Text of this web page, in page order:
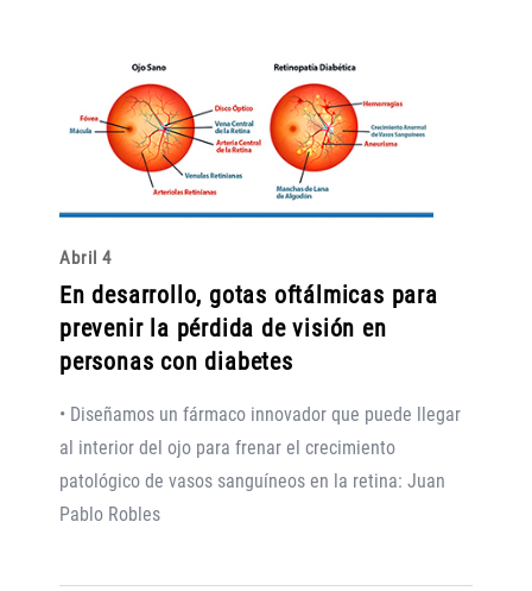
Abril 4
En desarrollo, gotas oftálmicas para
prevenir la pérdida de visión en
personas con diabetes
• Diseñamos un fármaco innovador que puede llegar
al interior del ojo para frenar el crecimiento
patológico de vasos sanguíneos en la retina: Juan
Pablo Robles